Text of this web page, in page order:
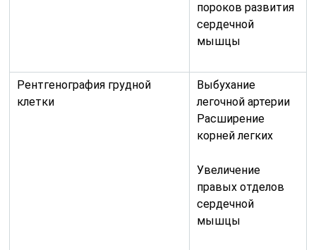
пороков развития
сердечной
мышцы
Рентгенография грудной
клетки
Выбухание
легочной артерии
Расширение
корней легких
Увеличение
правых отделов
сердечной
мышцы